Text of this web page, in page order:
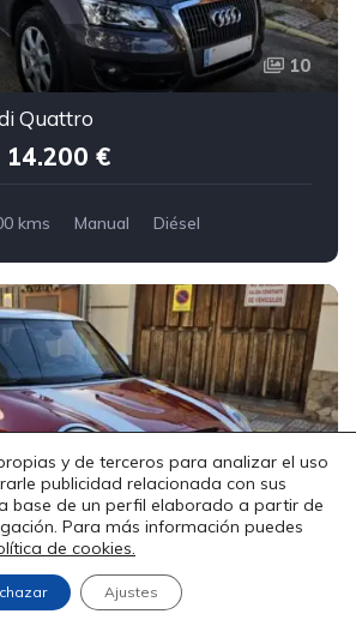
10
Quattro
€
kms Manual Diésel
10
S
y de terceros para analizar el uso
publicidad relacionada con sus
base de un perfil elaborado a partir de
Para más información puedes
de cookies.
Ajustes